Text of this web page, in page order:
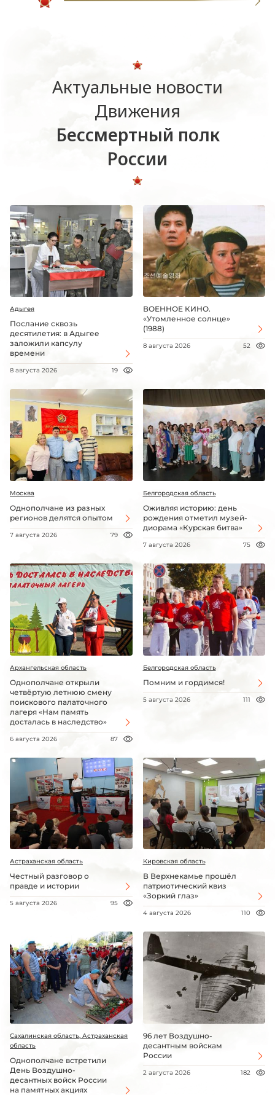
Актуальные новости
Движения
Бессмертный полк
России
Адыгея
Послание сквозь
десятилетия: в Адыгее
заложили капсулу
времени
8 августа 2026 19
ВОЕННОЕ КИНО.
«Утомленное солнце»
(1988)
8 августа 2026 52
Москва
Однополчане из разных
регионов делятся опытом
7 августа 2026 79
Белгородская область
Оживляя историю: день
рождения отметил музей-
диорама «Курская битва»
7 августа 2026 75
Архангельская область
Однополчане открыли
четвёртую летнюю смену
поискового палаточного
лагеря «Нам память
досталась в наследство»
6 августа 2026 87
Белгородская область
Помним и гордимся!
5 августа 2026 111
Астраханская область
Честный разговор о
правде и истории
5 августа 2026 95
Кировская область
В Верхнекамье прошёл
патриотический квиз
«Зоркий глаз»
4 августа 2026 110
Сахалинская область, Астраханская
область
Однополчане встретили
День Воздушно-
десантных войск России
на памятных акциях
96 лет Воздушно-
десантным войскам
России
2 августа 2026 182